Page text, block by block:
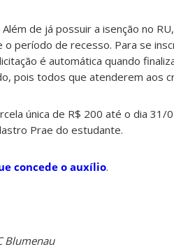
Além de já possuir a isenção no
período de recesso. Para se
é automática quando
pois todos que atenderem aos
única de R$ 200 até o dia 31/
Prae do estudante.
concede o auxílio.
Blumenau